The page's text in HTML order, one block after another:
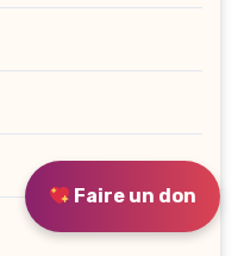
Faire un don